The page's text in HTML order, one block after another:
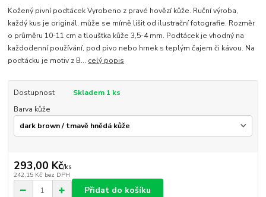
Kožený pivní podtácek Vyrobeno z pravé hovězí kůže. Ruční výroba,
každý kus je originál, může se mírně lišit od ilustrační fotografie. Rozměr
o průměru 10-11 cm a tloušťka kůže 3,5-4 mm. Podtácek je vhodný na
každodenní používání, pod pivo nebo hrnek s teplým čajem či kávou. Na
podtácku je motiv z B... celý popis
Dostupnost
Skladem 1 ks
Barva kůže
293,00 Kč/ks
242,15 Kč bez DPH
Přidat do košíku